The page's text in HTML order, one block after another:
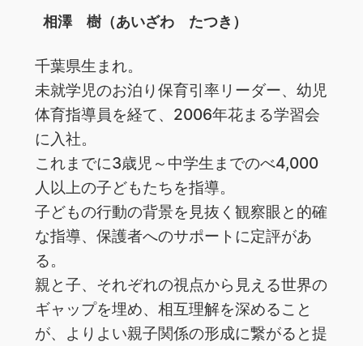
相澤 樹（あいざわ たつき）
千葉県生まれ。
未就学児のお泊り保育引率リーダー、幼児
体育指導員を経て、2006年花まる学習会
に入社。
これまでに3歳児～中学生までのべ4,000
人以上の子どもたちを指導。
子どもの行動の背景を見抜く観察眼と的確
な指導、保護者へのサポートに定評があ
る。
親と子、それぞれの視点から見える世界の
ギャップを埋め、相互理解を深めること
が、よりよい親子関係の形成に繋がると提